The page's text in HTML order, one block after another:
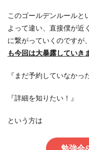
このゴールデンルールと
よって違い、直接僕が近
に繋がっていくのですが、
も今回は大暴露していき
『まだ予約していなかっ
『詳細を知りたい！』
という方は